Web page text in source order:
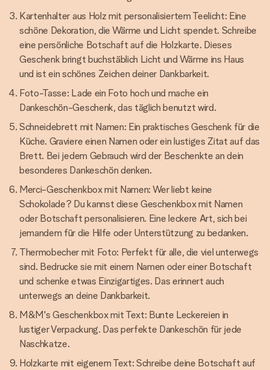
Kartenhalter aus Holz mit personalisiertem Teelicht: Eine
schöne Dekoration, die Wärme und Licht spendet. Schreibe
eine persönliche Botschaft auf die Holzkarte. Dieses
Geschenk bringt buchstäblich Licht und Wärme ins Haus
und ist ein schönes Zeichen deiner Dankbarkeit.
Foto-Tasse: Lade ein Foto hoch und mache ein
Dankeschön-Geschenk, das täglich benutzt wird.
Schneidebrett mit Namen: Ein praktisches Geschenk für die
Küche. Graviere einen Namen oder ein lustiges Zitat auf das
Brett. Bei jedem Gebrauch wird der Beschenkte an dein
besonderes Dankeschön denken.
Merci-Geschenkbox mit Namen: Wer liebt keine
Schokolade? Du kannst diese Geschenkbox mit Namen
oder Botschaft personalisieren. Eine leckere Art, sich bei
jemandem für die Hilfe oder Unterstützung zu bedanken.
Thermobecher mit Foto: Perfekt für alle, die viel unterwegs
sind. Bedrucke sie mit einem Namen oder einer Botschaft
und schenke etwas Einzigartiges. Das erinnert auch
unterwegs an deine Dankbarkeit.
M&M's Geschenkbox mit Text: Bunte Leckereien in
lustiger Verpackung. Das perfekte Dankeschön für jede
Naschkatze.
Holzkarte mit eigenem Text: Schreibe deine Botschaft auf